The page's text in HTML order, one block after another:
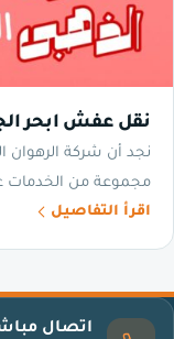
نقل عفش ابحر
نجد أن شركة
مجموعة من الخدمات
اقرأ التفاصيل
اتصال